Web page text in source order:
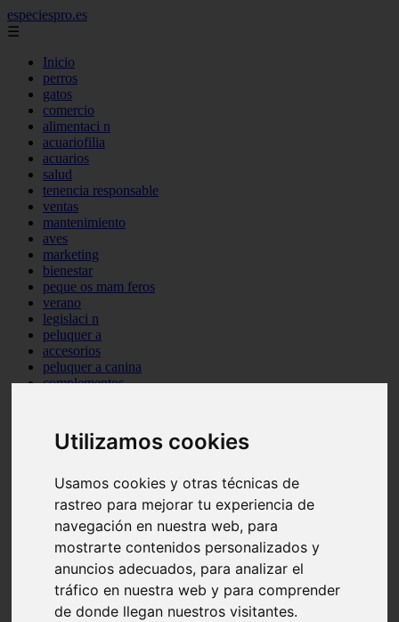
Utilizamos cookies
Usamos cookies y otras técnicas de
rastreo para mejorar tu experiencia de
navegación en nuestra web, para
mostrarte contenidos personalizados y
anuncios adecuados, para analizar el
tráfico en nuestra web y para comprender
de donde llegan nuestros visitantes.
especiespro.es
☰
Inicio
perros
gatos
comercio
alimentaci n
acuariofilia
acuarios
salud
tenencia responsable
ventas
mantenimiento
aves
marketing
bienestar
peque os mam feros
verano
legislaci n
peluquer a
accesorios
peluquer a canina
complementos
protagonistas
reptiles
adopci n
higiene
snacks
acuario
comercios
estanques
viajar